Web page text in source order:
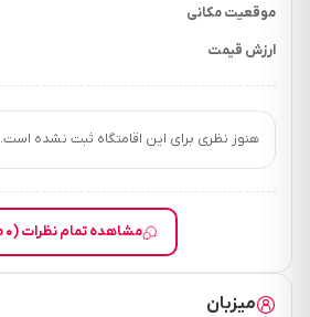
موقعیت مکانی
ارزش قیمت
هنوز نظری برای این اقامتگاه ثبت نشده است.
مشاهده تمام نظرات (۰ مورد)
میزبان